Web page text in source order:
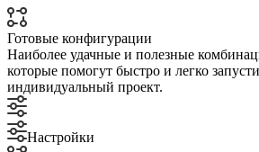
Готовые конфигурации
Наиболее удачные и полезные
которые помогут быстро и легко
индивидуальный проект.
Настройки